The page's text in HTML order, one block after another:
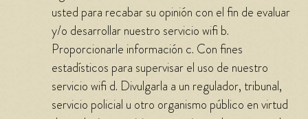
usted para recabar su opinión con el fin de evaluar
y/o desarrollar nuestro servicio wifi b.
Proporcionarle información c. Con fines
estadísticos para supervisar el uso de nuestro
servicio wifi d. Divulgarla a un regulador, tribunal,
servicio policial u otro organismo público en virtud